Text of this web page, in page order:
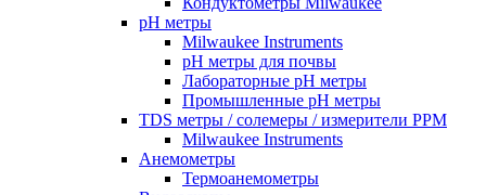
pH метры
Milwaukee Instruments
pH метры для почвы
Лабораторные pH метры
Промышленные pH метры
TDS метры / солемеры / измерители PPM
Milwaukee Instruments
Анемометры
Термоанемометры